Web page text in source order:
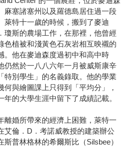
麻塞諸塞州以及羅德島居住過一段
萊特十一歲的時候，搬到了麥迪
瓊斯的農場工作，在那裡，他曾經
色植被和淺黃色石灰岩相互映襯的
。他在麥迪森度過初中和高中時
仍然於一八八六年一月被威斯康辛
特別學生」的名義錄取。他的學業
何與繪圖課上只得到「平均分」，
的大學生涯中留下了成績記載。
離婚所帶來的經濟上困難，萊特一
艾倫．D．考諾威教授的建築辦公
普林格林的希爾斯比（Silsbee）